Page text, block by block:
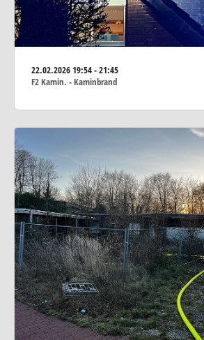
22.02.202619:54 - 21:45
F2 Kamin. - Kaminbrand